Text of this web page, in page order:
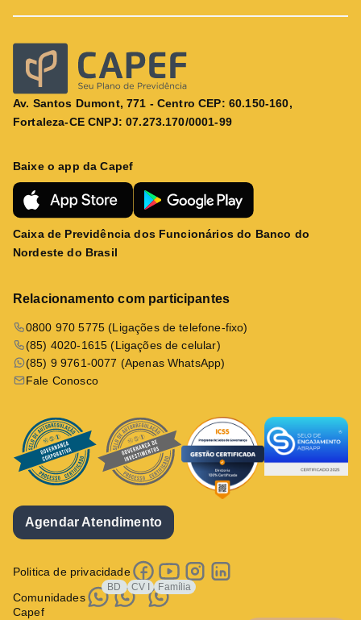
Av. Santos Dumont, 771 - Centro CEP: 60.150-160,
Fortaleza-CE CNPJ: 07.273.170/0001-99
Baixe o app da Capef
Caixa de Previdência dos Funcionários do Banco do
Nordeste do Brasil
Relacionamento com participantes
0800 970 5775 (Ligações de telefone-fixo)
(85) 4020-1615 (Ligações de celular)
(85) 9 9761-0077 (Apenas WhatsApp)
Fale Conosco
Agendar Atendimento
Politica de privacidade
Comunidades
Capef
BD CV I Família